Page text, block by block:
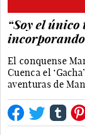
Álvaro Martínez
“Soy el
incorporando
El conquense
Cuenca el
aventuras de